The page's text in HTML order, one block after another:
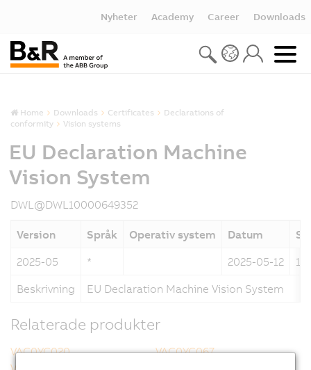
Nyheter Academy Career Downloads
Home Downloads Certificates
Declarations of
conformity
Vision systems
EU Declaration Machine
Vision System
DWL@DWL10000649352
Version Språk Operativ system Datum
2025-05
* 2025-05-12
Beskrivning
EU Declaration Machine Vision System
Relaterade produkter
VAC0YC020
VAC0YC067